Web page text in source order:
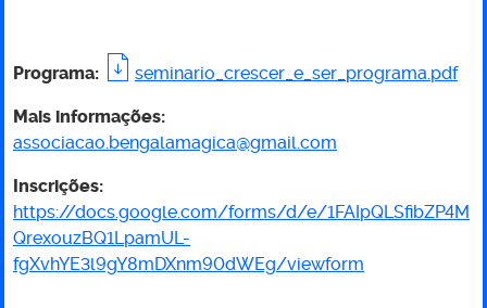
cegueira
e
baixa
visão:
Pontos
Programa: seminario_crescer_e_ser_programa.pdf
Mais informações:
associacao.bengalamagica@gmail.com
Inscrições:
https://docs.google.com/forms/d/e/1FAIpQLSfibZP4M
QrexouzBQ1LpamUL-
fgXvhYE3l9gY8mDXnm90dWEg/viewform